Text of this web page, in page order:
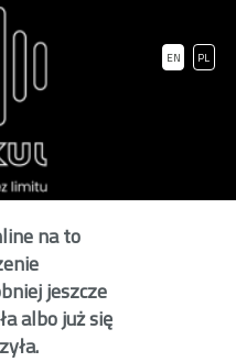
PL
EN
na to
jeszcze
albo już się